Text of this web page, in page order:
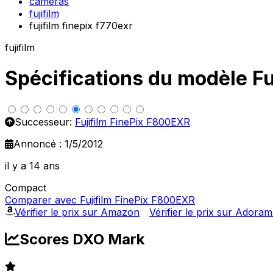
fujifilm
fujifilm finepix f770exr
fujifilm
Spécifications du modèle
Successeur: Fujifilm FinePix F800EXR
Annoncé : 1/5/2012
il y a 14 ans
Compact
Comparer avec Fujifilm FinePix F800EXR
Vérifier le prix sur Amazon
Vérifier le prix sur
Scores DXO Mark